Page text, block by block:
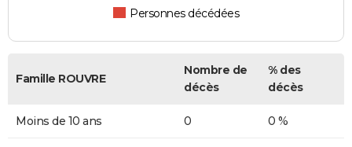
Personnes décédées
Famille ROUVRE
Nombre de
décès
% des
décès
Moins de 10 ans 0 0 %